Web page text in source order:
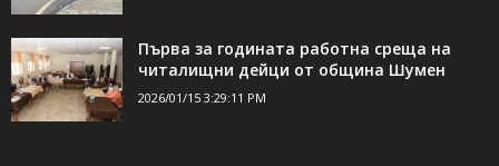
Първа за годината работна среща на
читалищни дейци от община Шумен
2026/01/15 3:29:11 PM